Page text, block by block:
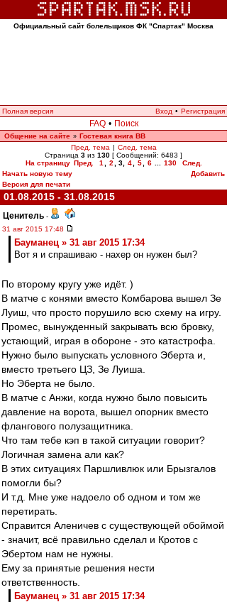
Официальный сайт болельщиков ФК "Спартак" Москва
Полная версия Вход • Регистрация
FAQ • Поиск
Общение на сайте » Гостевая книга ВВ
Пред. тема | След. тема
Страница 3 из 130 [ Сообщений: 6483 ]
На страницу Пред. 1 2 3, 4 5 6 130
След.
Начать новую тему
Добавить
Версия для печати
01.08.2015 - 31.08.2015
Ценитель -
31 авг 2015 17:48
Бауманец » 31 авг 2015 17:34
Вот я и спрашиваю - нахер он нужен был?
По второму кругу уже идёт. )
В матче с конями вместо Комбарова вышел Зе
Луиш, что просто порушило всю схему на игру.
Промес, вынужденный закрывать всю бровку,
устающий, играя в обороне - это катастрофа.
Нужно было выпускать условного Эберта и,
вместо третьего ЦЗ, Зе Луиша.
Но Эберта не было.
В матче с Анжи, когда нужно было повысить
давление на ворота, вышел опорник вместо
флангового полузащитника.
Что там тебе кэп в такой ситуации говорит?
Логичная замена али как?
В этих ситуациях Паршливлюк или Брызгалов
помогли бы?
И т.д. Мне уже надоело об одном и том же
перетирать.
Справится Аленичев с существующей обоймой
- значит, всё правильно сделал и Кротов с
Эбертом нам не нужны.
Ему за принятые решения нести
ответственность.
Бауманец » 31 авг 2015 17:34